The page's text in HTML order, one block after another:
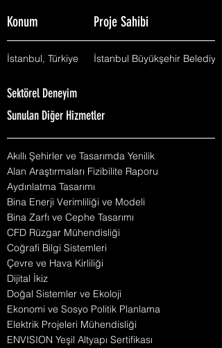
Konum Proje Sahibi
İstanbul, Türkiye İstanbul Büyükşehir Belediyesi
Sektörel Deneyim
Sunulan Diğer Hizmetler
Akıllı Şehirler ve Tasarımda Yenilik
Alan Araştırmaları Fizibilite Raporu
Aydınlatma Tasarımı
Bina Enerji Verimliliği ve Modeli
Bina Zarfı ve Cephe Tasarımı
CFD Rüzgar Mühendisliği
Coğrafi Bilgi Sistemleri
Çevre ve Hava Kirliliği
Dijital İkiz
Doğal Sistemler ve Ekoloji
Ekonomi ve Sosyo Politik Planlama
Elektrik Projeleri Mühendisliği
ENVISION Yeşil Altyapı Sertifikası